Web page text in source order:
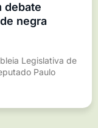
debate
negra
Legislativa de
Paulo